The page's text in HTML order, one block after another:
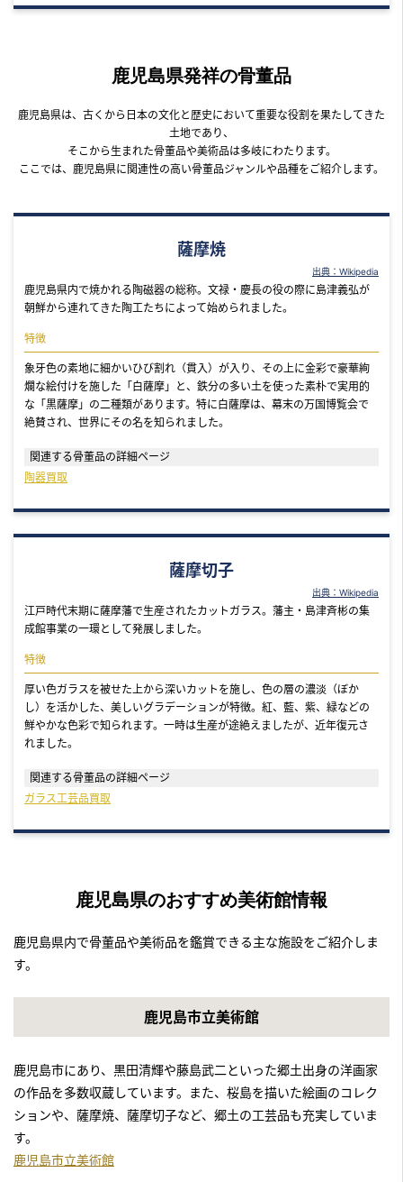
鹿児島県発祥の骨董品
鹿児島県は、古くから日本の文化と歴史において重要な役割を果たしてきた
土地であり、
そこから生まれた骨董品や美術品は多岐にわたります。
ここでは、鹿児島県に関連性の高い骨董品ジャンルや品種をご紹介します。
薩摩焼
出典：Wikipedia
鹿児島県内で焼かれる陶磁器の総称。文禄・慶長の役の際に島津義弘が
朝鮮から連れてきた陶工たちによって始められました。
特徴
象牙色の素地に細かいひび割れ（貫入）が入り、その上に金彩で豪華絢
爛な絵付けを施した「白薩摩」と、鉄分の多い土を使った素朴で実用的
な「黒薩摩」の二種類があります。特に白薩摩は、幕末の万国博覧会で
絶賛され、世界にその名を知られました。
関連する骨董品の詳細ページ
陶器買取
薩摩切子
出典：Wikipedia
江戸時代末期に薩摩藩で生産されたカットガラス。藩主・島津斉彬の集
成館事業の一環として発展しました。
特徴
厚い色ガラスを被せた上から深いカットを施し、色の層の濃淡（ぼか
し）を活かした、美しいグラデーションが特徴。紅、藍、紫、緑などの
鮮やかな色彩で知られます。一時は生産が途絶えましたが、近年復元さ
れました。
関連する骨董品の詳細ページ
ガラス工芸品買取
鹿児島県のおすすめ美術館情報
鹿児島県内で骨董品や美術品を鑑賞できる主な施設をご紹介しま
す。
鹿児島市立美術館
鹿児島市にあり、黒田清輝や藤島武二といった郷土出身の洋画家
の作品を多数収蔵しています。また、桜島を描いた絵画のコレク
ションや、薩摩焼、薩摩切子など、郷土の工芸品も充実していま
す。
鹿児島市立美術館